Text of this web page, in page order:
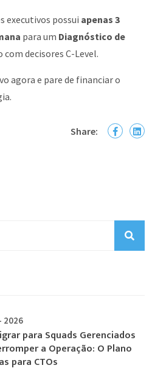
executivos possui apenas 3
para um Diagnóstico de
decisores C-Level.
agora e pare de financiar o
Share:
2026
para Squads Gerenciados
a Operação: O Plano
para CTOs